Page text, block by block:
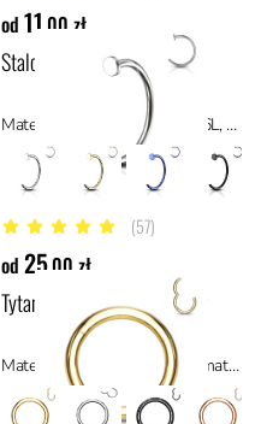
od 11 ,00 zł
Stalowe kółko do nosa
Materiał: stal chirurgiczna 316L, stal
4.9 z 5 gwiazdek (57)
od 25,00 zł
Tytanowe złote kółko clicker
Materiał: tytan ASTM F136, materiały hipoalergiczne